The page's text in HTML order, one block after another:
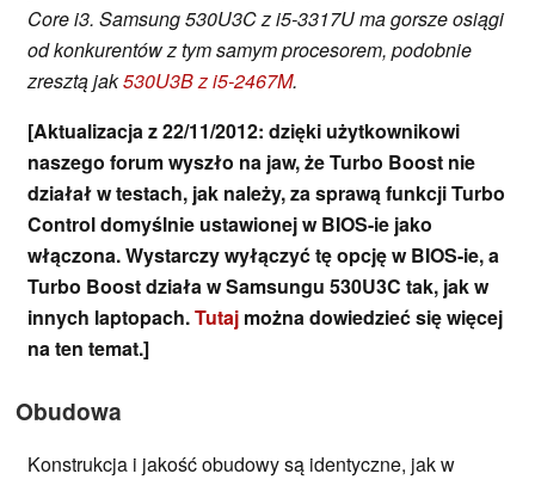
Core i3. Samsung 530U3C z i5-3317U ma gorsze osiągi
od konkurentów z tym samym procesorem, podobnie
zresztą jak530U3B z i5-2467M.
[Aktualizacja z 22/11/2012: dzięki użytkownikowi
naszego forum wyszło na jaw, że Turbo Boost nie
działał w testach, jak należy, za sprawą funkcji Turbo
Control domyślnie ustawionej w BIOS-ie jako
włączona. Wystarczy wyłączyć tę opcję w BIOS-ie, a
Turbo Boost działa w Samsungu 530U3C tak, jak w
innych laptopach.Tutaj można dowiedzieć się więcej
na ten temat.]
Obudowa
Konstrukcja i jakość obudowy są identyczne, jak w